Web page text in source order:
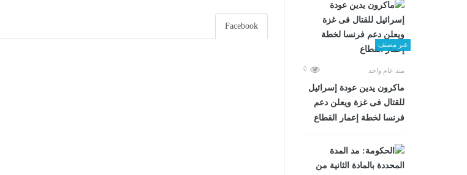
غير مصنف
منذ عام واحد 0
ماكرون يدين عودة إسرائيل
للقتال فى غزة ويعلن دعم
فرنسا لخطة إعمار القطاع
Facebook